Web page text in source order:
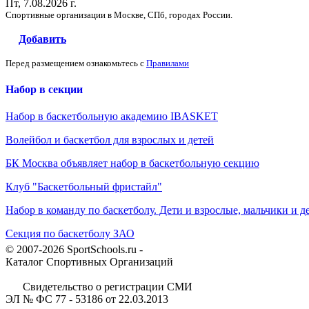
Пт, 7.08.2026 г.
Спортивные организации в Москве, СПб, городах России.
Добавить
Перед размещением ознакомьтесь с Правилами
Набор в секции
Набор в баскетбольную академию IBASKET
Волейбол и баскетбол для взрослых и детей
БК Москва объявляет набор в баскетбольную секцию
Клуб "Баскетбольный фристайл"
Набор в команду по баскетболу. Дети и взрослые, мальчики и
Секция по баскетболу ЗАО
© 2007-2026 SportSchools.ru -
Каталог Спортивных Организаций
Свидетельство о регистрации СМИ
ЭЛ № ФС 77 - 53186 от 22.03.2013